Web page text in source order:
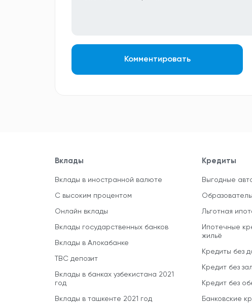
Комментировать
Вклады
Вклады в иностранной валюте
С высоким процентом
Онлайн вклады
Вклады государственных банков
Вклады в Алокабанке
TBC депозит
Вклады в банках узбекистана 2021
год
Вклады в ташкенте 2021 год
Кредиты
Выгодные
Льготная
Ипотечные
жильё
Кредиты без
Кредит без
Кредит без
Банковские